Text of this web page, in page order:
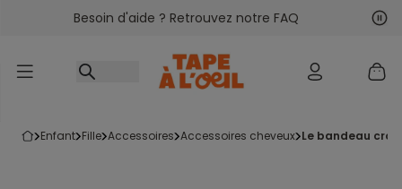
Accéder au contenu
Besoin d'aide ? Retrouvez notre FAQ
enfant fille accessoires accessoires cheveux le bandeau